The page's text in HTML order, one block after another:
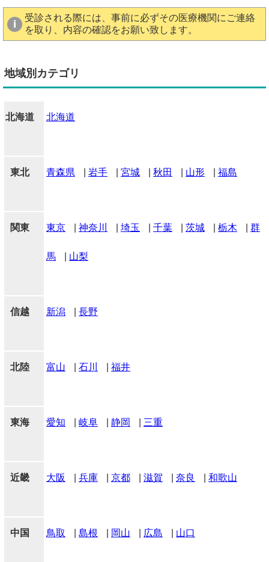
受診される際には、事前に必ずその医療機関にご連絡
を取り、内容の確認をお願い致します。
地域別カテゴリ
北海道 北海道
東北 青森県 岩手 宮城 秋田 山形 福島
関東 東京 神奈川 埼玉 千葉 茨城 栃木 群
馬 山梨
信越 新潟 長野
北陸 富山 石川 福井
東海 愛知 岐阜 静岡 三重
近畿 大阪 兵庫 京都 滋賀 奈良 和歌山
中国 鳥取 島根 岡山 広島 山口